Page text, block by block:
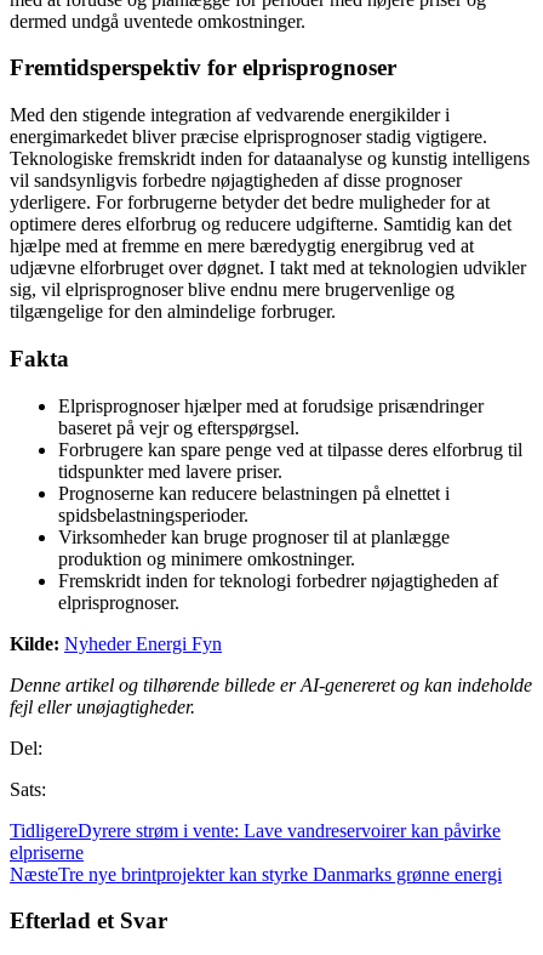
dermed undgå uventede omkostninger.
Fremtidsperspektiv for elprisprognoser
Med den stigende integration af vedvarende energikilder i
energimarkedet bliver præcise elprisprognoser stadig vigtigere.
Teknologiske fremskridt inden for dataanalyse og kunstig intelligens
vil sandsynligvis forbedre nøjagtigheden af disse prognoser
yderligere. For forbrugerne betyder det bedre muligheder for at
optimere deres elforbrug og reducere udgifterne. Samtidig kan det
hjælpe med at fremme en mere bæredygtig energibrug ved at
udjævne elforbruget over døgnet. I takt med at teknologien udvikler
sig, vil elprisprognoser blive endnu mere brugervenlige og
tilgængelige for den almindelige forbruger.
Fakta
Elprisprognoser hjælper med at forudsige prisændringer
baseret på vejr og efterspørgsel.
Forbrugere kan spare penge ved at tilpasse deres elforbrug til
tidspunkter med lavere priser.
Prognoserne kan reducere belastningen på elnettet i
spidsbelastningsperioder.
Virksomheder kan bruge prognoser til at planlægge
produktion og minimere omkostninger.
Fremskridt inden for teknologi forbedrer nøjagtigheden af
elprisprognoser.
Kilde: Nyheder Energi Fyn
Denne artikel og tilhørende billede er AI-genereret og kan indeholde
fejl eller unøjagtigheder.
Del:
Sats:
TidligereDyrere strøm i vente: Lave vandreservoirer kan påvirke
elpriserne
NæsteTre nye brintprojekter kan styrke Danmarks grønne energi
Efterlad et Svar